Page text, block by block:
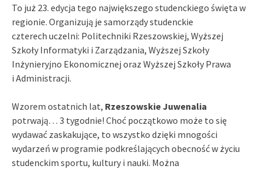
To już 23. edycja tego największego studenckiego święta w
regionie. Organizują je samorządy studenckie
czterech uczelni: Politechniki Rzeszowskiej, Wyższej
Szkoły Informatyki i Zarządzania, Wyższej Szkoły
Inżynieryjno Ekonomicznej oraz Wyższej Szkoły Prawa
i Administracji.
Wzorem ostatnich lat, Rzeszowskie Juwenalia
potrwają… 3 tygodnie! Choć początkowo może to się
wydawać zaskakujące, to wszystko dzięki mnogości
wydarzeń w programie podkreślających obecność w życiu
studenckim sportu, kultury i nauki. Można